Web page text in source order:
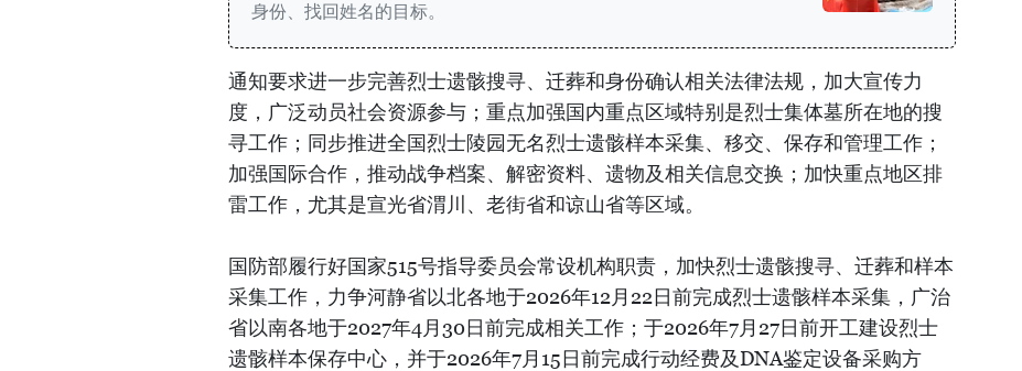
身份、找回姓名的目标。
通知要求进一步完善烈士遗骸搜寻、迁葬和身份确认相关法律法规，加大宣传力
度，广泛动员社会资源参与；重点加强国内重点区域特别是烈士集体墓所在地的搜
寻工作；同步推进全国烈士陵园无名烈士遗骸样本采集、移交、保存和管理工作；
加强国际合作，推动战争档案、解密资料、遗物及相关信息交换；加快重点地区排
雷工作，尤其是宣光省渭川、老街省和谅山省等区域。
国防部履行好国家515号指导委员会常设机构职责，加快烈士遗骸搜寻、迁葬和样本
采集工作，力争河静省以北各地于2026年12月22日前完成烈士遗骸样本采集，广治
省以南各地于2027年4月30日前完成相关工作；于2026年7月27日前开工建设烈士
遗骸样本保存中心，并于2026年7月15日前完成行动经费及DNA鉴定设备采购方